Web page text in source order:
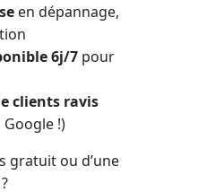
en dépannage,
6j/7pour
clients ravis
!)
gratuit ou d’une